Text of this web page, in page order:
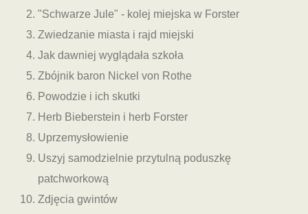
"Schwarze Jule" - kolej miejska w Forster
Zwiedzanie miasta i rajd miejski
Jak dawniej wyglądała szkoła
Zbójnik baron Nickel von Rothe
Powodzie i ich skutki
Herb Bieberstein i herb Forster
Uprzemysłowienie
Uszyj samodzielnie przytulną poduszkę
patchworkową
Zdjęcia gwintów